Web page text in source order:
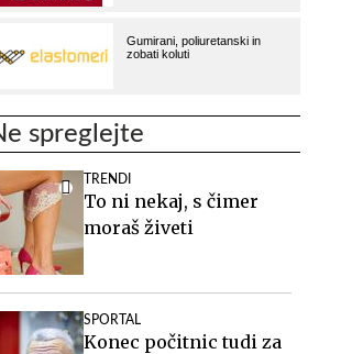
spreglejte
TRENDI
To ni nekaj, s čimer
moraš živeti
SPORTAL
Konec počitnic tudi za